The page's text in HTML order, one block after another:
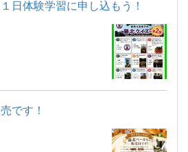
日体験学習に申し込もう！
です！